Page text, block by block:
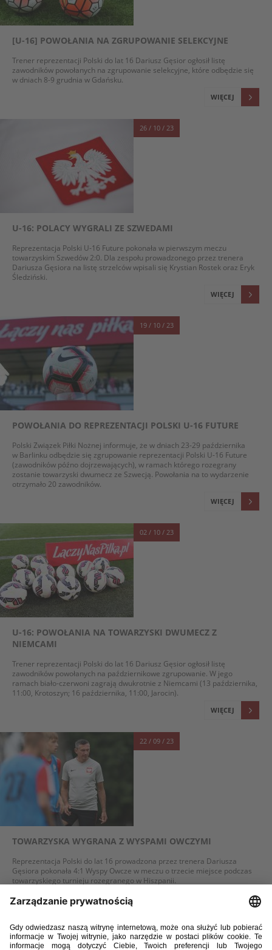
[U-16] POWOŁANIA NA ZGRUPOWANIE SELEKCYJNE
Trener reprezentacji Polski do lat 16 Dariusz Gęsior ogłosił listę
zawodników powołanych na zgrupowanie selekcyjne, które odbędzie się
w dniach 8-9 grudnia w Gdańsku.
WIĘCEJ
26 / 10 / 23
U-16: POLACY WYGRALI ZE SZWEDAMI
Reprezentacja Polski U-16 Future pokonała w pierwszym meczu
towarzyskim Szwedów 2:0. Dla zespołu prowadzonego przez trenera
Dariusza Gęsiora na listę strzelców wpisali się Krystian Rostek oraz Eryk
Śledziński.
WIĘCEJ
19 / 10 / 23
POWOŁANIA DO REPREZENTACJI POLSKI U-16 FUTURE
Polski Związek Piłki Nożnej informuje, że w dniach 23-29 października
w Barlinku odbędzie się zgrupowanie reprezentacji Polski U-16 Future
(zawodników późno dojrzewających), w ramach którego rozegrany
zostanie towarzyski dwumecz ze Szwecją. Powołania na to wydarzenie
otrzymało 20 zawodników.
WIĘCEJ
02 / 10 / 23
U-16: POWOŁANIA NA TOWARZYSKI DWUMECZ Z
NIEMCAMI
Trener reprezentacji Polski do lat 16 Dariusz Gęsior ogłosił listę
zawodników powołanych na październikowe zgrupowanie. W jego
ramach biało-czerwoni zagrają dwukrotnie z Niemcami (13 października,
11:00, Krotoszyn; 16 października, 11:00, Jarocin).
WIĘCEJ
22 / 09 / 23
TOWARZYSKA WYGRANA Z WYSPAMI OWCZYMI
Reprezentacja Polski do lat 16 prowadzona przez trenera Dariusza
Gęsiora pokonała 4:1 Wyspy Owcze w meczu o trzecie miejsce podczas
towarzyskiego turnieju rozegranego w Hiszpanii.
19 / 09 / 23